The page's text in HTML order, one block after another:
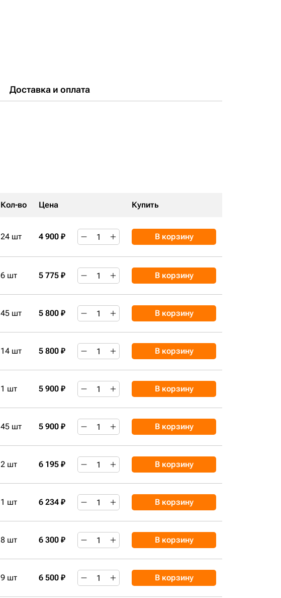
Доставка и оплата
Кол-во Цена Купить
24 шт 4 900 ₽ В корзину
6 шт 5 775 ₽ В корзину
45 шт 5 800 ₽ В корзину
14 шт 5 800 ₽ В корзину
1 шт 5 900 ₽ В корзину
45 шт 5 900 ₽ В корзину
2 шт 6 195 ₽ В корзину
1 шт 6 234 ₽ В корзину
8 шт 6 300 ₽ В корзину
9 шт 6 500 ₽ В корзину